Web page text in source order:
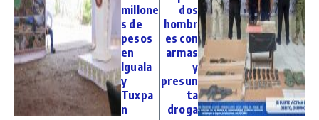
millone
s de
pesos
en
Iguala
y
Tuxpa
n
dos
hombr
es con
armas
y
presun
ta
droga